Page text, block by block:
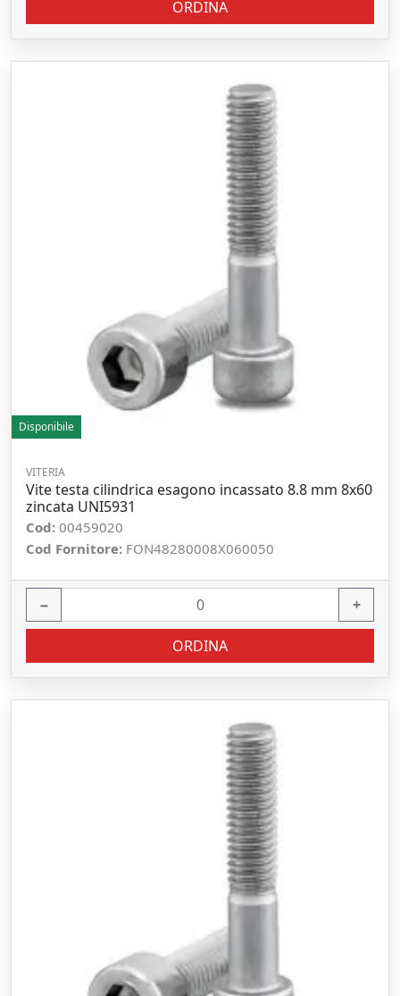
ORDINA
Disponibile
VITERIA
Vite testa cilindrica esagono incassato 8.8 mm 8x60
zincata UNI5931
Cod: 00459020
Cod Fornitore: FON48280008X060050
− +
ORDINA